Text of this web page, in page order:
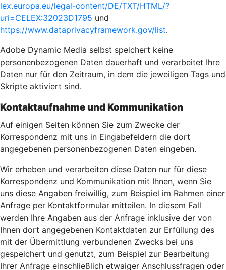
lex.europa.eu/legal-content/DE/TXT/HTML/?
uri=CELEX:32023D1795 und
https://www.dataprivacyframework.gov/list.
Adobe Dynamic Media selbst speichert keine
personenbezogenen Daten dauerhaft und verarbeitet Ihre
Daten nur für den Zeitraum, in dem die jeweiligen Tags und
Skripte aktiviert sind.
Kontaktaufnahme und Kommunikation
Auf einigen Seiten können Sie zum Zwecke der
Korrespondenz mit uns in Eingabefeldern die dort
angegebenen personenbezogenen Daten eingeben.
Wir erheben und verarbeiten diese Daten nur für diese
Korrespondenz und Kommunikation mit Ihnen, wenn Sie
uns diese Angaben freiwillig, zum Beispiel im Rahmen einer
Anfrage per Kontaktformular mitteilen. In diesem Fall
werden Ihre Angaben aus der Anfrage inklusive der von
Ihnen dort angegebenen Kontaktdaten zur Erfüllung des
mit der Übermittlung verbundenen Zwecks bei uns
gespeichert und genutzt, zum Beispiel zur Bearbeitung
Ihrer Anfrage einschließlich etwaiger Anschlussfragen oder